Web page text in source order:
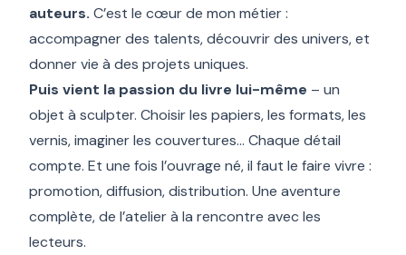
auteurs. C’est le cœur de mon métier :
accompagner des talents, découvrir des univers, et
donner vie à des projets uniques.
Puis vient la passion du livre lui-même – un
objet à sculpter. Choisir les papiers, les formats, les
vernis, imaginer les couvertures… Chaque détail
compte. Et une fois l’ouvrage né, il faut le faire vivre :
promotion, diffusion, distribution. Une aventure
complète, de l’atelier à la rencontre avec les
lecteurs.